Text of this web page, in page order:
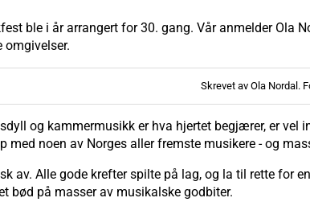
ble i år arrangert for 30. gang. Vår anmelder Ola
Skrevet av Ola Nordal.
og kammermusikk er hva hjertet begjærer, er vel
med noen av Norges aller fremste musikere - og
av. Alle gode krefter spilte på lag, og la til rette for
bød på masser av musikalske godbiter.